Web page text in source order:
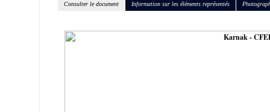
Consulter le document Information sur les éléments représentés